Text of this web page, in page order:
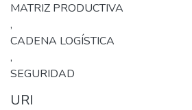
MATRIZ PRODUCTIVA
,
CADENA LOGÍSTICA
,
SEGURIDAD
URI